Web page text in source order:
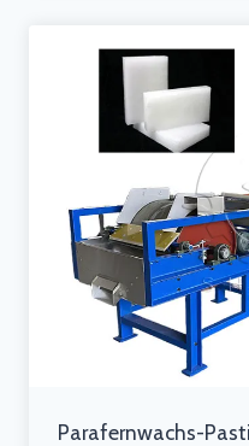
Parafernwachs-